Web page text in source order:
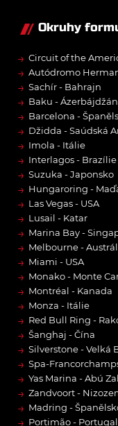
Okruhy
→ Circuit of the
→ Autódromo
→ Sachír - Bahrajn
→ Baku - Ázerbájdžán
→ Barcelona -
→ Džidda - Saúdská
→ Imola - Itálie
→ Interlagos - Brazílie
→ Suzuka - Japonsko
→ Hungaroring -
→ Las Vegas - USA
→ Lusail - Katar
→ Marina Bay -
→ Melbourne -
→ Miami - USA
→ Monako - Monte
→ Montréal - Kanada
→ Monza - Itálie
→ Red Bull Ring -
→ Šanghaj - Čína
→ Silverstone - Velká
→ Spa-
→ Yas Marina - Abú
→ Zandvoort -
→ Madring -
→ Portimão -